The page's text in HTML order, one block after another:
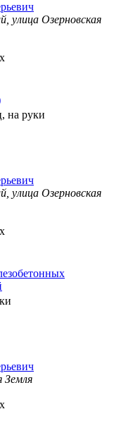
улица Озерновская
на руки
улица Озерновская
Земля